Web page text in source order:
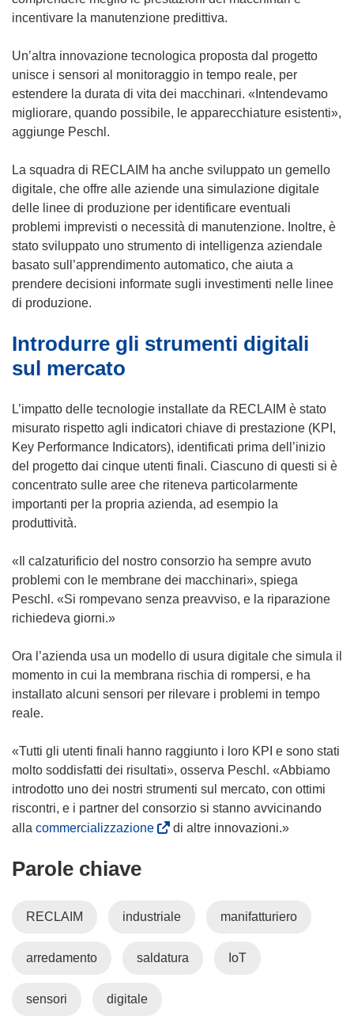
incentivare la manutenzione predittiva.
Un’altra innovazione tecnologica proposta dal progetto
unisce i sensori al monitoraggio in tempo reale, per
estendere la durata di vita dei macchinari. «Intendevamo
migliorare, quando possibile, le apparecchiature esistenti»,
aggiunge Peschl.
La squadra di RECLAIM ha anche sviluppato un gemello
digitale, che offre alle aziende una simulazione digitale
delle linee di produzione per identificare eventuali
problemi imprevisti o necessità di manutenzione. Inoltre, è
stato sviluppato uno strumento di intelligenza aziendale
basato sull’apprendimento automatico, che aiuta a
prendere decisioni informate sugli investimenti nelle linee
di produzione.
Introdurre gli strumenti digitali
sul mercato
L’impatto delle tecnologie installate da RECLAIM è stato
misurato rispetto agli indicatori chiave di prestazione (KPI,
Key Performance Indicators), identificati prima dell’inizio
del progetto dai cinque utenti finali. Ciascuno di questi si è
concentrato sulle aree che riteneva particolarmente
importanti per la propria azienda, ad esempio la
produttività.
«Il calzaturificio del nostro consorzio ha sempre avuto
problemi con le membrane dei macchinari», spiega
Peschl. «Si rompevano senza preavviso, e la riparazione
richiedeva giorni.»
Ora l’azienda usa un modello di usura digitale che simula il
momento in cui la membrana rischia di rompersi, e ha
installato alcuni sensori per rilevare i problemi in tempo
reale.
«Tutti gli utenti finali hanno raggiunto i loro KPI e sono stati
molto soddisfatti dei risultati», osserva Peschl. «Abbiamo
introdotto uno dei nostri strumenti sul mercato, con ottimi
riscontri, e i partner del consorzio si stanno avvicinando
alla commercializzazione(
r
i
di altre innovazioni.»
Parole chiave
RECLAIM industriale manifatturiero
arredamento saldatura IoT
sensori digitale